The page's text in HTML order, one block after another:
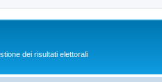
dei risultati elettorali